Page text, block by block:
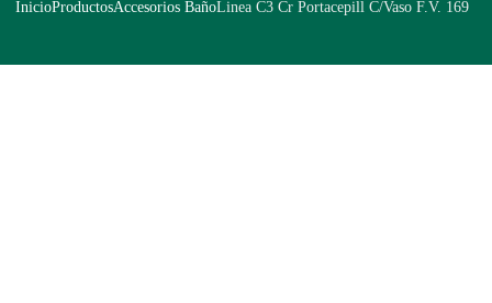
InicioProductosAccesorios BañoLinea C3 Cr Portacepill C/Vaso F.V. 169